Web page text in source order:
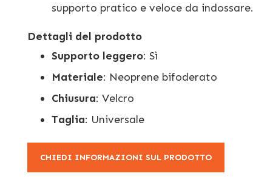
supporto pratico e veloce da indossare.
Dettagli del prodotto
Supporto leggero: Sì
Materiale: Neoprene bifoderato
Chiusura: Velcro
Taglia: Universale
CHIEDI INFORMAZIONI SUL PRODOTTO